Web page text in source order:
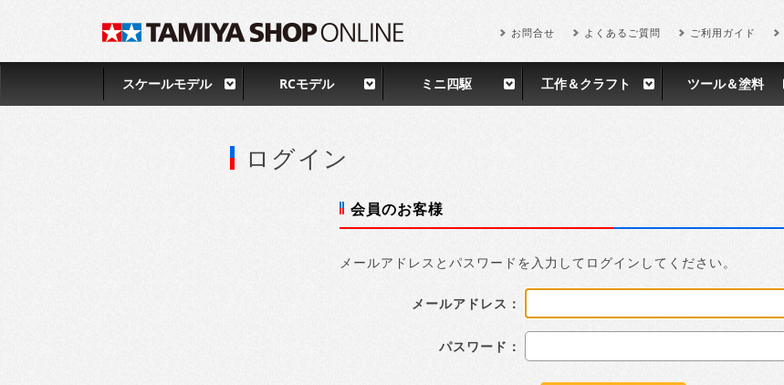
お問合せ よくあるご質問 ご利用ガイド
スケールモデル RCモデル ミニ四駆 工作＆クラフト ツール＆塗料
ログイン
会員のお客様
メールアドレスとパスワードを入力してログインしてください。
メールアドレス：
パスワード：